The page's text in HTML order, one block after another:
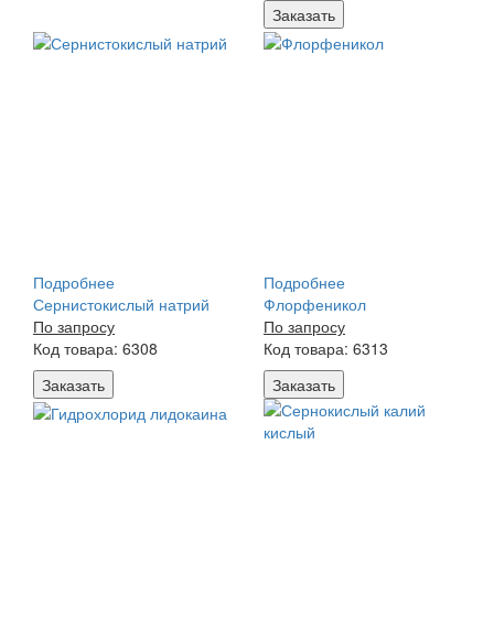
Заказать
Подробнее
Сернистокислый натрий
По запросу
Код товара: 6308
Заказать
Подробнее
Флорфеникол
По запросу
Код товара: 6313
Заказать